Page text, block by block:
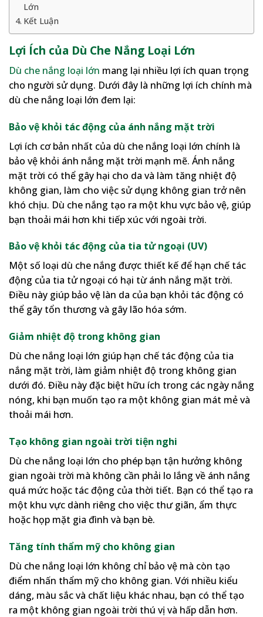
Lớn
Kết Luận
Lợi Ích của Dù Che Nắng Loại Lớn
Dù che nắng loại lớn mang lại nhiều lợi ích quan trọng
cho người sử dụng. Dưới đây là những lợi ích chính mà
dù che nắng loại lớn đem lại:
Bảo vệ khỏi tác động của ánh nắng mặt trời
Lợi ích cơ bản nhất của dù che nắng loại lớn chính là
bảo vệ khỏi ánh nắng mặt trời mạnh mẽ. Ánh nắng
mặt trời có thể gây hại cho da và làm tăng nhiệt độ
không gian, làm cho việc sử dụng không gian trở nên
khó chịu. Dù che nắng tạo ra một khu vực bảo vệ, giúp
bạn thoải mái hơn khi tiếp xúc với ngoài trời.
Bảo vệ khỏi tác động của tia tử ngoại (UV)
Một số loại dù che nắng được thiết kế để hạn chế tác
động của tia tử ngoại có hại từ ánh nắng mặt trời.
Điều này giúp bảo vệ làn da của bạn khỏi tác động có
thể gây tổn thương và gây lão hóa sớm.
Giảm nhiệt độ trong không gian
Dù che nắng loại lớn giúp hạn chế tác động của tia
nắng mặt trời, làm giảm nhiệt độ trong không gian
dưới đó. Điều này đặc biệt hữu ích trong các ngày nắng
nóng, khi bạn muốn tạo ra một không gian mát mẻ và
thoải mái hơn.
Tạo không gian ngoài trời tiện nghi
Dù che nắng loại lớn cho phép bạn tận hưởng không
gian ngoài trời mà không cần phải lo lắng về ánh nắng
quá mức hoặc tác động của thời tiết. Bạn có thể tạo ra
một khu vực dành riêng cho việc thư giãn, ẩm thực
hoặc họp mặt gia đình và bạn bè.
Tăng tính thẩm mỹ cho không gian
Dù che nắng loại lớn không chỉ bảo vệ mà còn tạo
điểm nhấn thẩm mỹ cho không gian. Với nhiều kiểu
dáng, màu sắc và chất liệu khác nhau, bạn có thể tạo
ra một không gian ngoài trời thú vị và hấp dẫn hơn.